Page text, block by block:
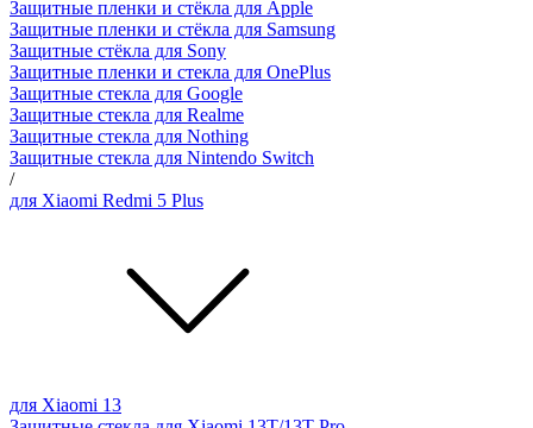
Защитные пленки и стёкла для Apple
Защитные пленки и стёкла для Samsung
Защитные стёкла для Sony
Защитные пленки и стекла для OnePlus
Защитные стекла для Google
Защитные стекла для Realme
Защитные стекла для Nothing
Защитные стекла для Nintendo Switch
/
для Xiaomi Redmi 5 Plus
для Xiaomi 13